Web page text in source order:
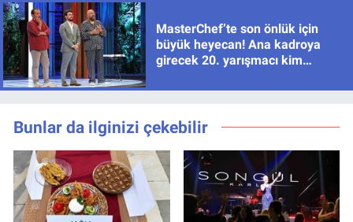
MasterChef’te son önlük için
büyük heyecan! Ana kadroya
girecek 20. yarışmacı kim
Bunlar da ilginizi çekebilir